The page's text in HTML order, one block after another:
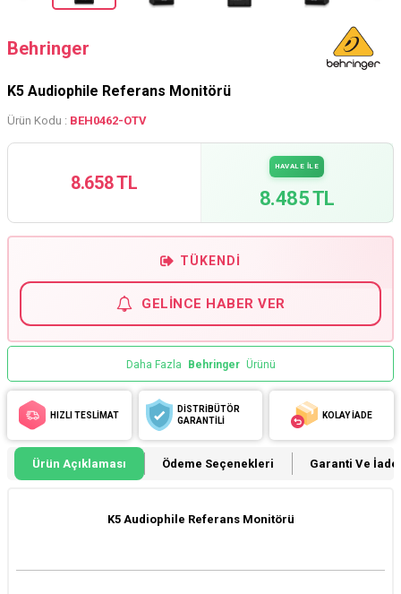
Behringer
K5 Audiophile Referans Monitörü
Ürün Kodu : BEH0462-OTV
8.658 TL
HAVALE İLE
8.485 TL
TÜKENDI
GELINCE HABER VER
Daha Fazla Behringer Ürünü
HIZLI TESLİMAT
DİSTRİBÜTÖR
GARANTİLİ
KOLAY İADE
Ürün Açıklaması Ödeme Seçenekleri Garanti Ve İade
K5 Audiophile Referans Monitörü